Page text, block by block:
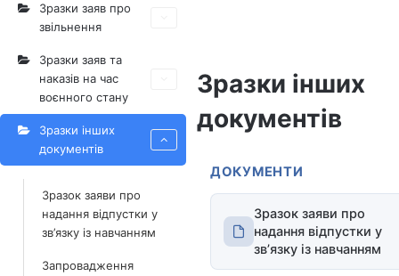
Зразки заяв про
звільнення
Зразки заяв та
наказів на час
воєнного стану
Зразки інших
документів
Зразок заяви про
надання відпустки у
зв’язку із навчанням
Запровадження
Зразки інших
документів
ДОКУМЕНТИ
Зразок заяви про
надання відпустки у
зв’язку із навчанням